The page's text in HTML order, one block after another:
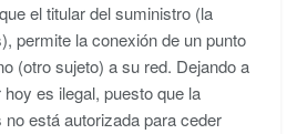
el titular del suministro (la
permite la conexión de un punto
(otro sujeto) a su red. Dejando a
es ilegal, puesto que la
está autorizada para ceder